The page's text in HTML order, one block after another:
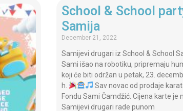
School & School
Samija
December 21, 2022
Samijevi drugari iz School & School
Sami išao na robotiku, pripremaju
koji će biti održan u petak, 23.
h.
Sav novac od prodaje
Fondu Sami Čamdžić. Cijena karte je
Samijevi drugari rade punom